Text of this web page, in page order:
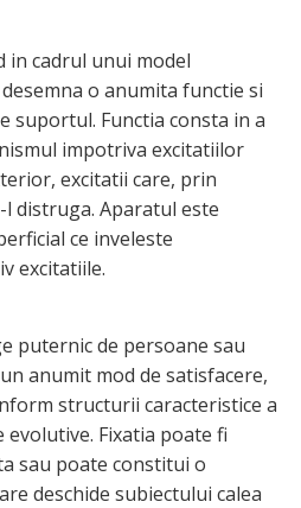
in cadrul unui model
o anumita functie si
suportul. Functia consta in a
impotriva excitatiilor
excitatii care, prin
distruga. Aparatul este
ce inveleste
excitatiile.
puternic de persoane sau
anumit mod de satisfacere,
structurii caracteristice a
Fixatia poate fi
sau poate constitui o
deschide subiectului calea